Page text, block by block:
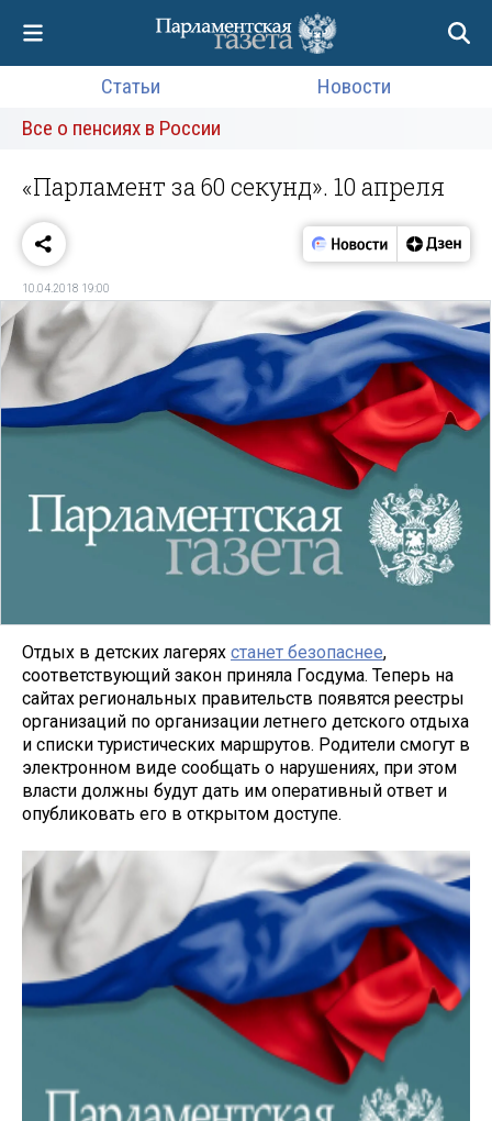
Статьи
Новости
Все о пенсиях в России
«Парламент за 60 секунд». 10 апреля
10.04.2018 19:00
Отдых в детских лагерях станет безопаснее,
соответствующий закон приняла Госдума. Теперь на
сайтах региональных правительств появятся реестры
организаций по организации летнего детского отдыха
и списки туристических маршрутов. Родители смогут в
электронном виде сообщать о нарушениях, при этом
власти должны будут дать им оперативный ответ и
опубликовать его в открытом доступе.